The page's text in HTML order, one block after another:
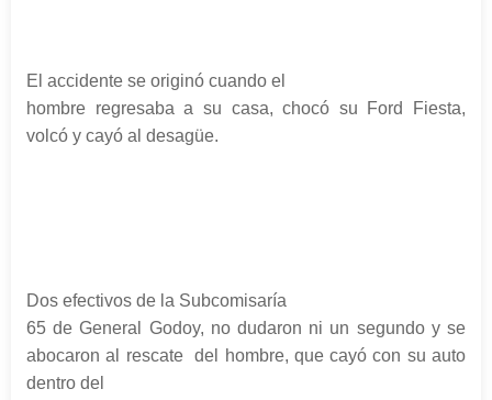
El accidente se originó cuando el
hombre regresaba a su casa, chocó su Ford Fiesta,
volcó y cayó al desagüe.
Dos efectivos de la Subcomisaría
65 de General Godoy, no dudaron ni un segundo y se
abocaron al rescate
del hombre, que cayó con su auto
dentro del